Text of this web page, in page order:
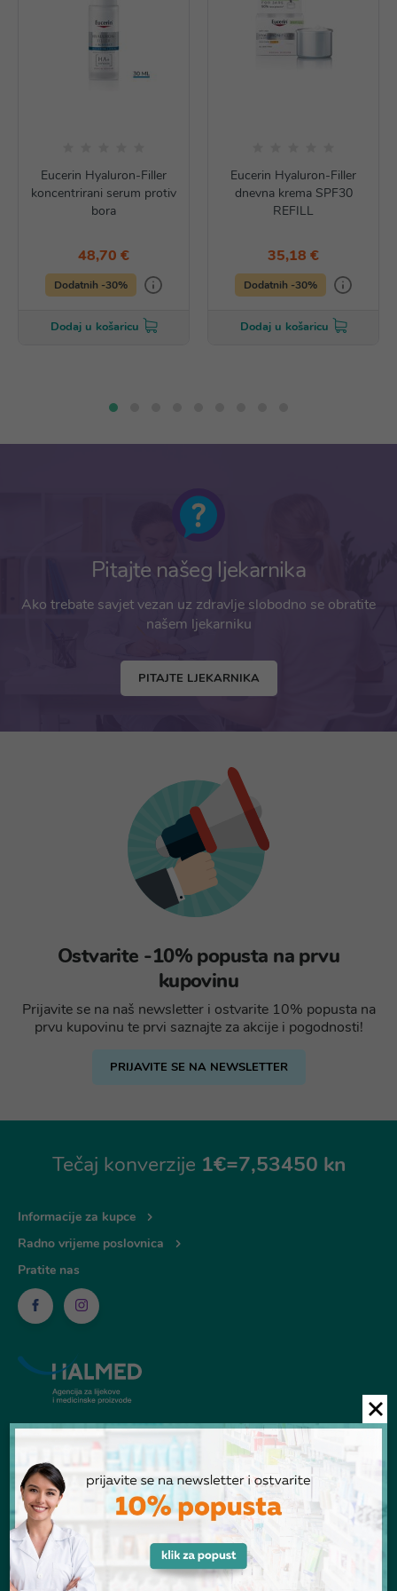
Eucerin Hyaluron-Filler
koncentrirani serum protiv
bora
48,70 €
Dodatnih -30%
Dodaj u košaricu
Eucerin Hyaluron-Filler
dnevna krema SPF30
REFILL
35,18 €
Dodatnih -30%
Dodaj u košaricu
Pitajte našeg ljekarnika
Ako trebate savjet vezan uz zdravlje slobodno se obratite
našem ljekarniku
PITAJTE LJEKARNIKA
Ostvarite -10% popusta na prvu
kupovinu
Prijavite se na naš newsletter i ostvarite 10% popusta na
prvu kupovinu te prvi saznajte za akcije i pogodnosti!
PRIJAVITE SE NA NEWSLETTER
Tečaj konverzije 1€=7,53450 kn
Informacije za kupce
Radno vrijeme poslovnica
Pratite nas
© Ljekarna Talan 2026